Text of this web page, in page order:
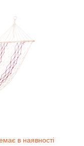
в наявності